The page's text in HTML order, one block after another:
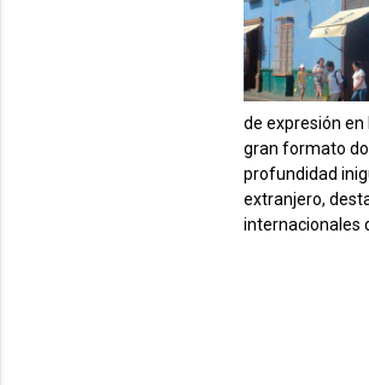
de expresión
gran formato
profundidad
extranjero,
internacionales